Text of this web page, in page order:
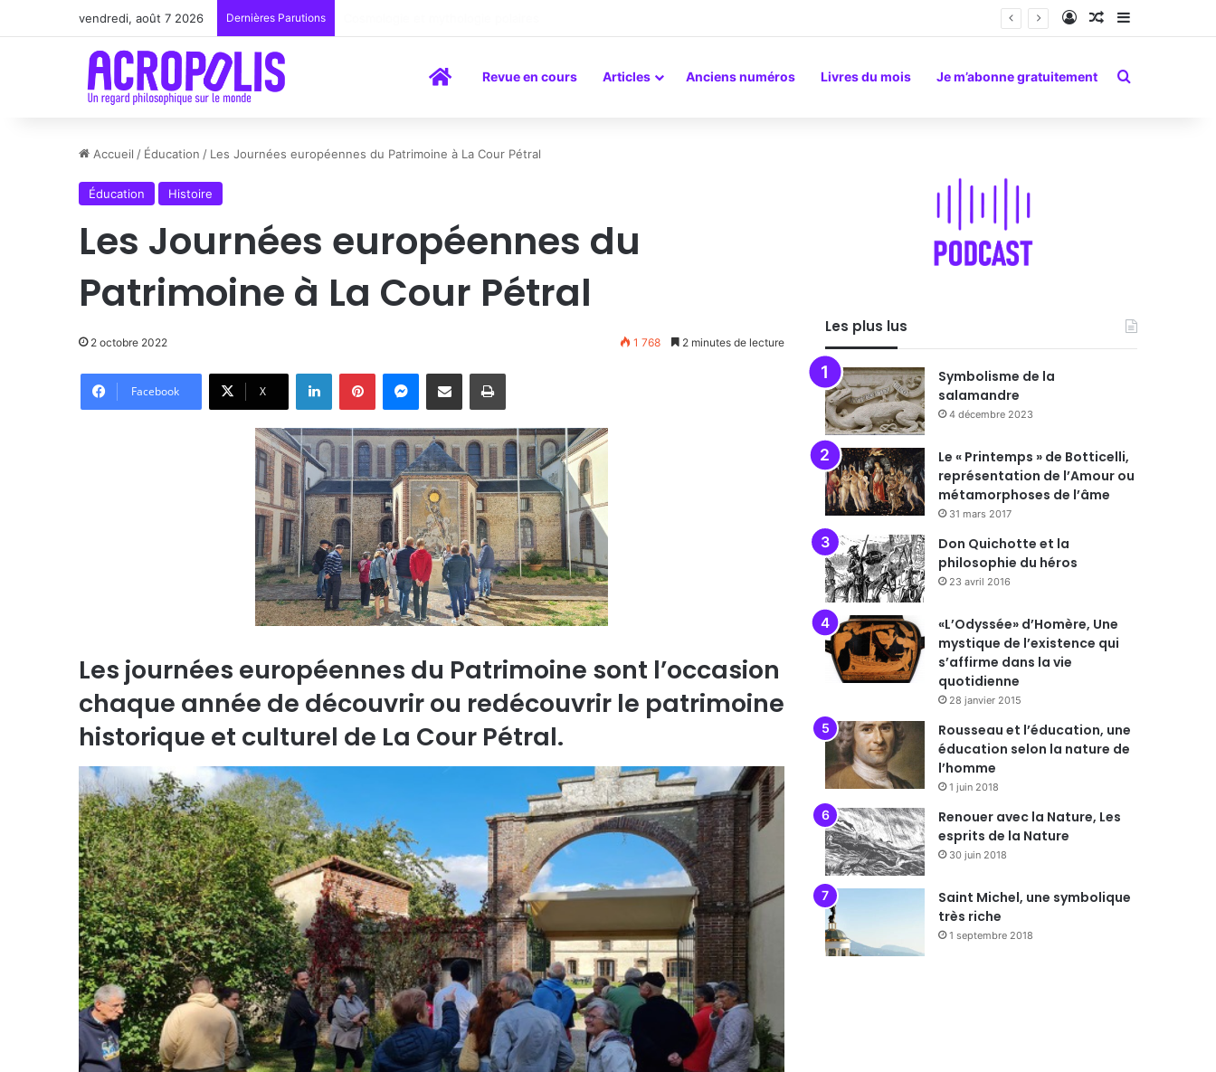
vendredi, août 7 2026 Dernières Parutions Connexion
Article Aléatoire
Sidebar
AccueilRevue en cours Articles Anciens numéros Livres du mois Je m’abonne gratuitement Rechercher
Accueil / Éducation / Les Journées européennes du Patrimoine à La Cour Pétral
Éducation Histoire
Les Journées européennes du
Patrimoine à La Cour Pétral
2 octobre 2022 1 768 2 minutes de lecture
Facebook X
LinkedinPinterestMessenger
Partager par email Imprimer
Les journées européennes du Patrimoine sont l’occasion
chaque année de découvrir ou redécouvrir le patrimoine
historique et culturel de La Cour Pétral.
Les plus lus
Symbolisme de la
salamandre
4 décembre 2023
Le « Printemps » de Botticelli,
représentation de l’Amour ou
métamorphoses de l’âme
31 mars 2017
Don Quichotte et la
philosophie du héros
23 avril 2016
«L’Odyssée» d’Homère, Une
mystique de l’existence qui
s’affirme dans la vie
quotidienne
28 janvier 2015
Rousseau et l’éducation, une
éducation selon la nature de
l’homme
1 juin 2018
Renouer avec la Nature, Les
esprits de la Nature
30 juin 2018
Saint Michel, une symbolique
très riche
1 septembre 2018